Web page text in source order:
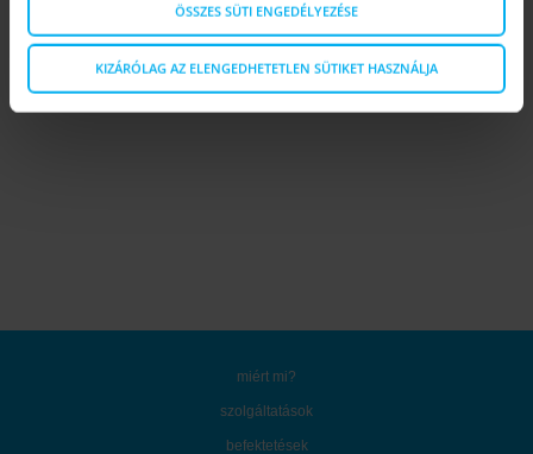
ÖSSZES SÜTI ENGEDÉLYEZÉSE
KIZÁRÓLAG AZ ELENGEDHETETLEN SÜTIKET HASZNÁLJA
miért mi?
szolgáltatások
befektetések